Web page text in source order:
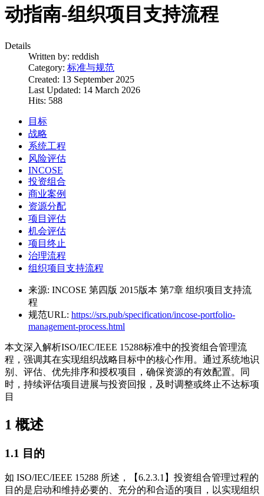
动指南-组织项目支持流程
Details
Written by: reddish
Category: 标准与规范
Created: 13 September 2025
Last Updated: 14 March 2026
Hits: 588
目标
战略
系统工程
风险评估
INCOSE
投资组合
商业案例
资源分配
项目评估
机会评估
项目终止
治理流程
组织项目支持流程
来源: INCOSE 第四版 2015版本 第7章 组织项目支持流
程
规范URL: https://srs.pub/specification/incose-portfolio-
management-process.html
本文深入解析ISO/IEC/IEEE 15288标准中的投资组合管理流
程，强调其在实现组织战略目标中的核心作用。通过系统地识
别、评估、优先排序和授权项目，确保资源的有效配置。同
时，持续评估项目进展与投资回报，及时调整或终止不达标项
目
1 概述
1.1 目的
如 ISO/IEC/IEEE 15288 所述，【6.2.3.1】投资组合管理过程的
目的是启动和维持必要的、充分的和合适的项目，以实现组织